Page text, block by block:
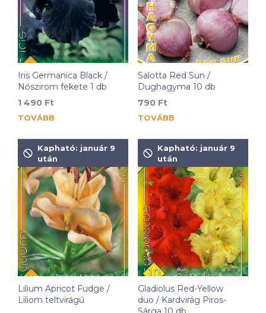
Iris Germanica Black /
Nőszirom fekete 1 db
1 490 Ft
TOVÁBB
Salotta Red Sun /
Dughagyma 10 db
790 Ft
TOVÁBB
Lilium Apricot Fudge /
Liliom teltvirágú
Kapható: január 9
után
Gladiolus Red-Yellow
duo / Kardvirág Piros-
Kapható: január 9
után